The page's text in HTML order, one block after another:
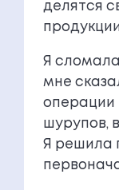
делятся
Я сломала
мне
операции
шурупов,
Я решила